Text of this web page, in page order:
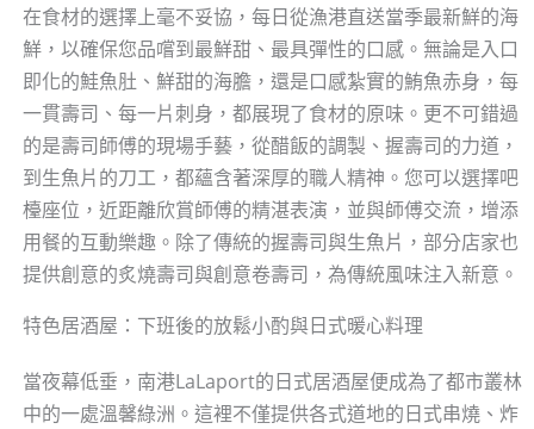
在食材的選擇上毫不妥協，每日從漁港直送當季最新鮮的海
鮮，以確保您品嚐到最鮮甜、最具彈性的口感。無論是入口
即化的鮭魚肚、鮮甜的海膽，還是口感紮實的鮪魚赤身，每
一貫壽司、每一片刺身，都展現了食材的原味。更不可錯過
的是壽司師傅的現場手藝，從醋飯的調製、握壽司的力道，
到生魚片的刀工，都蘊含著深厚的職人精神。您可以選擇吧
檯座位，近距離欣賞師傅的精湛表演，並與師傅交流，增添
用餐的互動樂趣。除了傳統的握壽司與生魚片，部分店家也
提供創意的炙燒壽司與創意卷壽司，為傳統風味注入新意。
特色居酒屋：下班後的放鬆小酌與日式暖心料理
當夜幕低垂，南港LaLaport的日式居酒屋便成為了都市叢林
中的一處溫馨綠洲。這裡不僅提供各式道地的日式串燒、炸